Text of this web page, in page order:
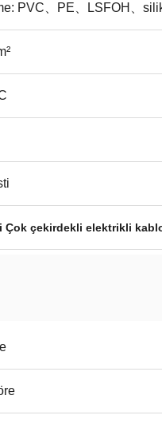
PVC、PE、LSFOH、
Çok çekirdekli elektrikli